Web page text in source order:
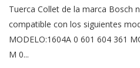
Tuerca Collet de la marca Bosch
compatible con los siguientes
MODELO:1604A 0 601 604 361
M 0...